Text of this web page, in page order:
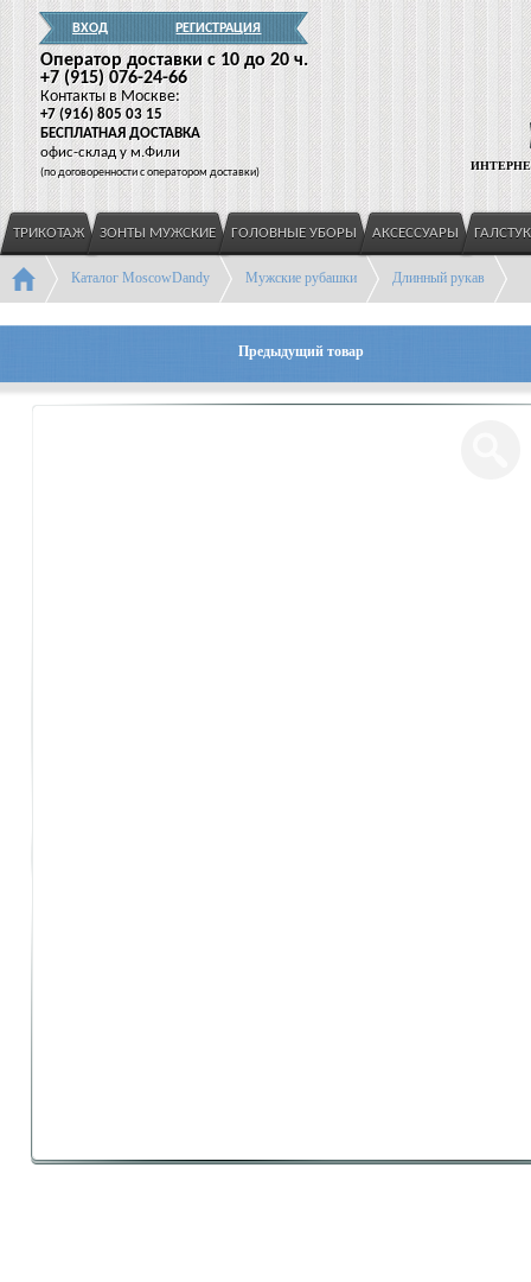
ВХОД РЕГИСТРАЦИЯ
Оператор доставки c 10 до 20 ч.
+7 (915) 076-24-66
Контакты в Москве:
+7 (916) 805 03 15
БЕСПЛАТНАЯ ДОСТАВКА
офис-склад у м.Фили
(по договоренности с оператором доставки)
ТРИКОТАЖ ЗОНТЫ МУЖСКИЕ ГОЛОВНЫЕ УБОРЫ АКСЕССУАРЫ
Каталог MoscowDandy Мужские рубашки Длинный рукав
Предыдущий товар